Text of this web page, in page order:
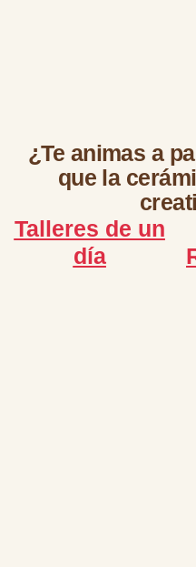
¿Te animas a
que la
Talleres de un
día